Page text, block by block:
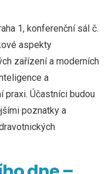
1, konferenční sál č.
aspekty
zařízení a moderních
a
praxi. Účastníci budou
poznatky a